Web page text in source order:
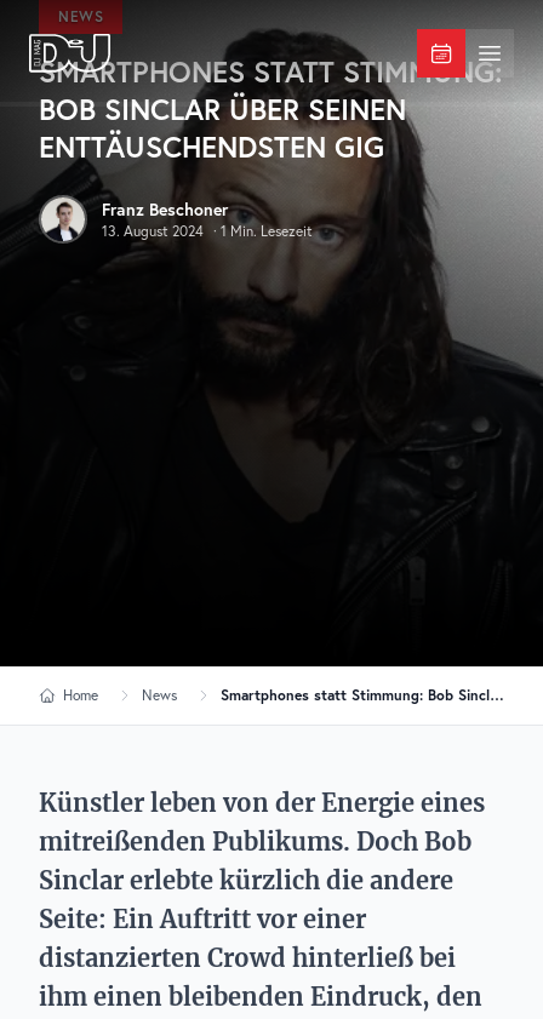
Zum Hauptinhalt springen
DJ Mag Germany Menü
NEWS
SMARTPHONES STATT STIMMUNG:
BOB SINCLAR ÜBER SEINEN
ENTTÄUSCHENDSTEN GIG
Franz Beschoner
13. August 2024 · 1Min. Lesezeit
Home News Smartphones statt Stimmung: Bob Sinclar über seinen enttäuschendsten Gig
Künstler leben von der Energie eines
mitreißenden Publikums. Doch Bob
Sinclar erlebte kürzlich die andere
Seite: Ein Auftritt vor einer
distanzierten Crowd hinterließ bei
ihm einen bleibenden Eindruck, den